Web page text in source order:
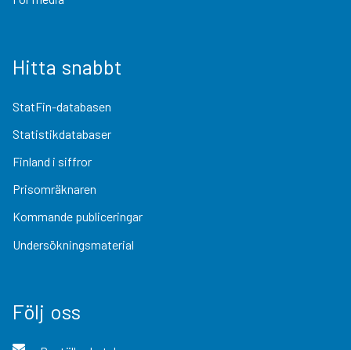
Hitta snabbt
StatFin-databasen
Statistikdatabaser
Finland i siffror
Prisomräknaren
Kommande publiceringar
Undersökningsmaterial
Följ oss